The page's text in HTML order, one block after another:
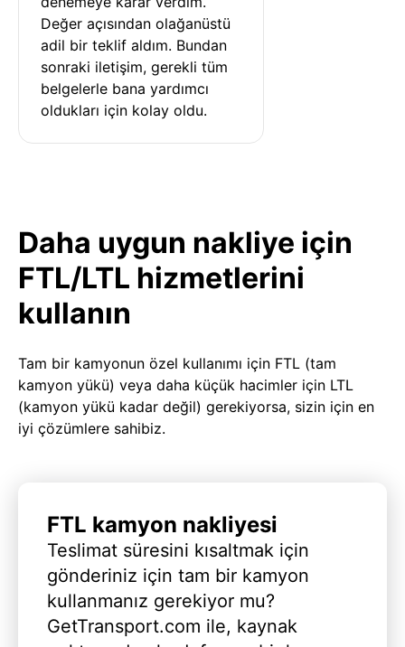
Değer açısından olağanüstü
adil bir teklif aldım. Bundan
sonraki iletişim, gerekli tüm
belgelerle bana yardımcı
oldukları için kolay oldu.
Daha uygun nakliye için
FTL/LTL hizmetlerini
kullanın
Tam bir kamyonun özel kullanımı için FTL (tam
kamyon yükü) veya daha küçük hacimler için LTL
(kamyon yükü kadar değil) gerekiyorsa, sizin için en
iyi çözümlere sahibiz.
FTL kamyon nakliyesi
Teslimat süresini kısaltmak için
gönderiniz için tam bir kamyon
kullanmanız gerekiyor mu?
GetTransport.com ile, kaynak